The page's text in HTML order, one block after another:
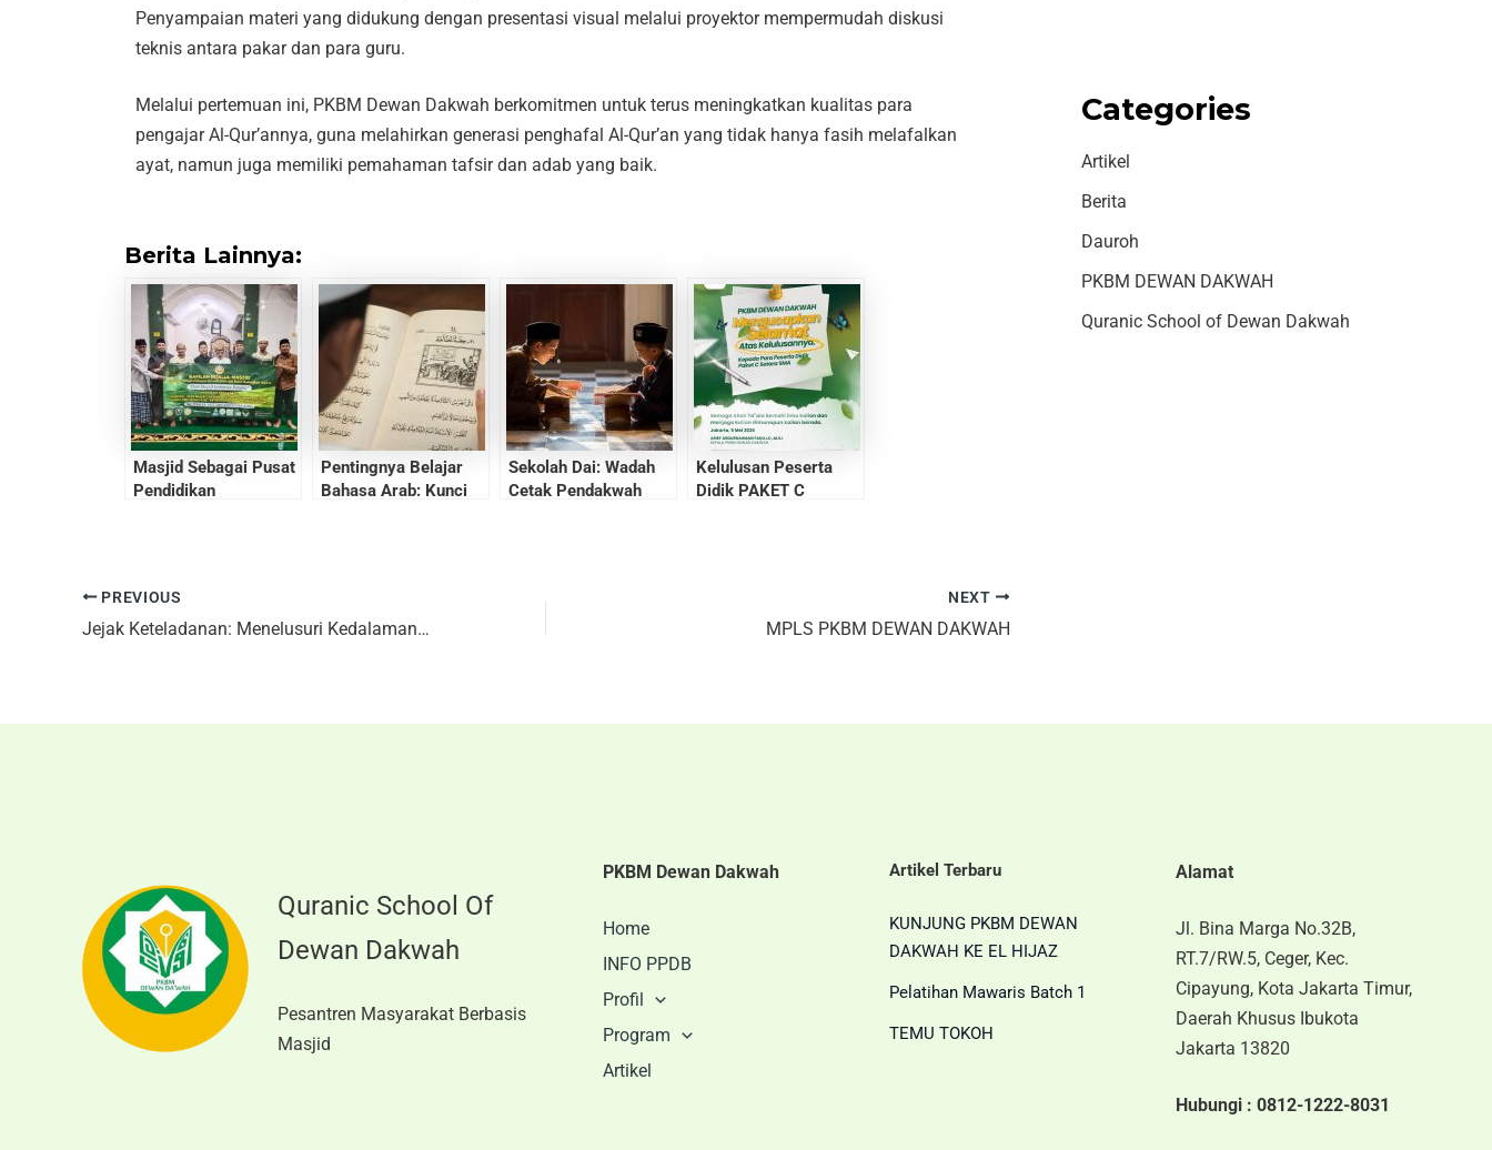
Penyampaian materi yang didukung dengan presentasi visual melalui proyektor mempermudah diskusi
teknis antara pakar dan para guru.
Melalui pertemuan ini, PKBM Dewan Dakwah berkomitmen untuk terus meningkatkan kualitas para
pengajar Al-Qur’annya, guna melahirkan generasi penghafal Al-Qur’an yang tidak hanya fasih melafalkan
ayat, namun juga memiliki pemahaman tafsir dan adab yang baik.
Berita Lainnya:
Masjid Sebagai Pusat
Pendidikan
Pentingnya Belajar
Bahasa Arab: Kunci
Sekolah Dai: Wadah
Cetak Pendakwah
Kelulusan Peserta
Didik PAKET C
PREVIOUS
Jejak Keteladanan: Menelusuri Kedalaman Kepemimpinan Umar bin Khattab
NEXT
MPLS PKBM DEWAN DAKWAH
Categories
Artikel
Berita
Dauroh
PKBM DEWAN DAKWAH
Quranic School of Dewan Dakwah
Quranic School Of
Dewan Dakwah
Pesantren Masyarakat Berbasis
Masjid
PKBM Dewan Dakwah
Home
INFO PPDB
Profil
Program
Artikel
Artikel Terbaru
KUNJUNG PKBM DEWAN
DAKWAH KE EL HIJAZ
Pelatihan Mawaris Batch 1
TEMU TOKOH
Alamat
Jl. Bina Marga No.32B,
RT.7/RW.5, Ceger, Kec.
Cipayung, Kota Jakarta Timur,
Daerah Khusus Ibukota
Jakarta 13820
Hubungi : 0812-1222-8031